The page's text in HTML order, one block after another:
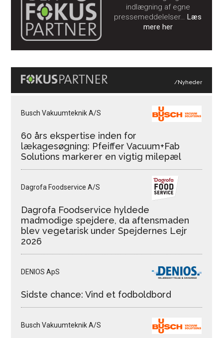
indlægning af egne
pressemeddelelser…Læs
mere her
/Nyheder
Busch Vakuumteknik A/S
60 års ekspertise inden for
lækagesøgning: Pfeiffer Vacuum+Fab
Solutions markerer en vigtig milepæl
Dagrofa Foodservice A/S
Dagrofa Foodservice hyldede
madmodige spejdere, da aftensmaden
blev vegetarisk under Spejdernes Lejr
2026
DENIOS ApS
Sidste chance: Vind et fodboldbord
Busch Vakuumteknik A/S